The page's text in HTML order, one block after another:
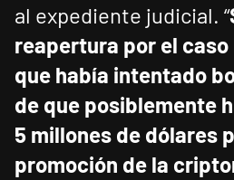
al expediente judicial. “
reapertura por el caso
que había intentado
de que posiblemente
5 millones de dólares
promoción de la